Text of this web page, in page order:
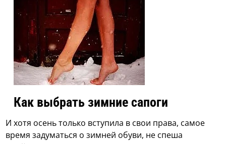
Как выбрать зимние сапоги
И хотя осень только вступила в свои права, самое
время задуматься о зимней обуви, не спеша